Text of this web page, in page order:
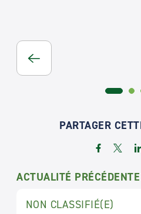
PARTAGER
ACTUALITÉ PRÉCÉDENTE
NON CLASSIFIÉ(E)